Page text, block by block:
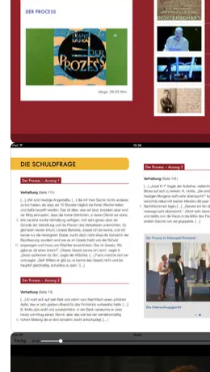
- Interaktive Bildergalerien und Quizseiten
- Zahlreiche Textquellen und Glossar zur
- Didaktischer Kommentar und 18
Unser Multi-Touch Buch lässt Franz
Bei Fragen und Anregungen sind wir
Nutzung im Schulunterricht
Dieses Buch wurde von erfahrenen
zahlreiche Textquellen, passende
Unterrichtsstoff spielerisch und
Die beiden Überblicksfilme zum Einstieg